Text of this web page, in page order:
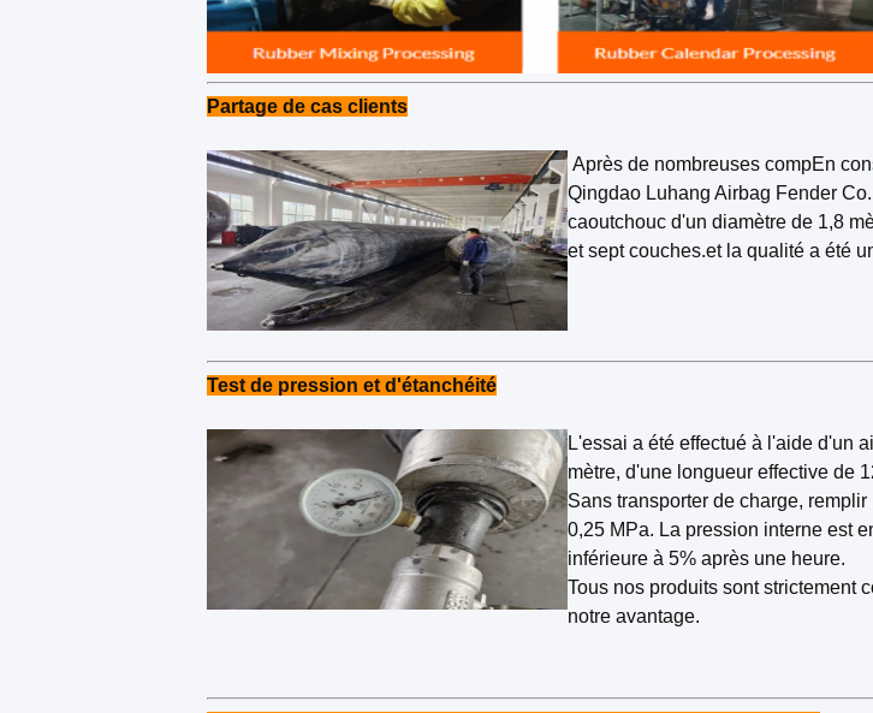
Partage de cas clients
Après de nombreuses compEn
Qingdao Luhang Airbag Fender
caoutchouc d'un diamètre de 1,8
et sept couches.et la qualité a été
Test de pression et d'étanchéité
L'essai a été effectué à l'aide d'un
mètre, d'une longueur effective de
Sans transporter de charge,
0,25 MPa. La pression interne est
inférieure à 5% après une heure.
Tous nos produits sont strictement
notre avantage.